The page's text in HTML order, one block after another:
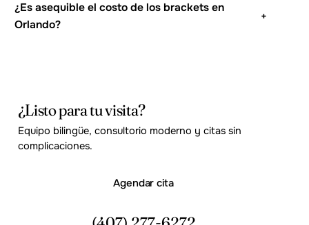
¿Es asequible el costo de los brackets en
Orlando?
+
¿Listo para tu visita?
Equipo bilingüe, consultorio moderno y citas sin
complicaciones.
Agendar cita